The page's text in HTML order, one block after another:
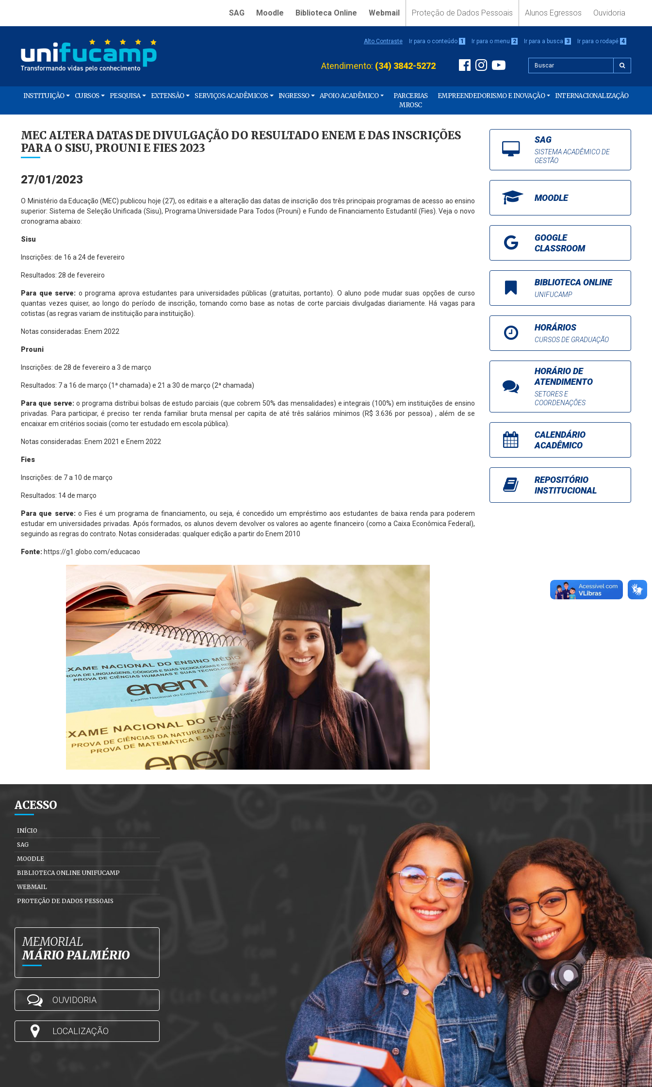
SAG Moodle Biblioteca Online Webmail Proteção de Dados Pessoais Alunos Egressos Ouvidoria
Alto Contraste Ir para o conteúdo 1 Ir para o menu 2 Ir para a busca 3 Ir para o rodapé 4
Atendimento: (34) 3842-5272
INSTITUIÇÃO CURSOS PESQUISA EXTENSÃO SERVIÇOS ACADÊMICOS INGRESSO APOIO ACADÊMICO
PARCERIAS
MROSC
EMPREENDEDORISMO E INOVAÇÃO INTERNACIONALIZAÇÃO
MEC ALTERA DATAS DE DIVULGAÇÃO DO RESULTADO ENEM E DAS INSCRIÇÕES
PARA O SISU, PROUNI E FIES 2023
27/01/2023
O Ministério da Educação (MEC) publicou hoje (27), os editais e a alteração das datas de inscrição dos três principais programas de acesso ao ensino
superior: Sistema de Seleção Unificada (Sisu), Programa Universidade Para Todos (Prouni) e Fundo de Financiamento Estudantil (Fies). Veja o novo
cronograma abaixo:
Sisu
Inscrições: de 16 a 24 de fevereiro
Resultados: 28 de fevereiro
Para que serve: o programa aprova estudantes para universidades públicas (gratuitas, portanto). O aluno pode mudar suas opções de curso
quantas vezes quiser, ao longo do período de inscrição, tomando como base as notas de corte parciais divulgadas diariamente. Há vagas para
cotistas (as regras variam de instituição para instituição).
Notas consideradas: Enem 2022
Prouni
Inscrições: de 28 de fevereiro a 3 de março
Resultados: 7 a 16 de março (1ª chamada) e 21 a 30 de março (2ª chamada)
Para que serve: o programa distribui bolsas de estudo parciais (que cobrem 50% das mensalidades) e integrais (100%) em instituições de ensino
privadas. Para participar, é preciso ter renda familiar bruta mensal per capita de até três salários mínimos (R$ 3.636 por pessoa) , além de se
encaixar em critérios sociais (como ter estudado em escola pública).
Notas consideradas: Enem 2021 e Enem 2022
Fies
Inscrições: de 7 a 10 de março
Resultados: 14 de março
Para que serve:o Fies é um programa de financiamento, ou seja, é concedido um empréstimo aos estudantes de baixa renda para poderem
estudar em universidades privadas. Após formados, os alunos devem devolver os valores ao agente financeiro (como a Caixa Econômica Federal),
seguindo as regras do contrato. Notas consideradas: qualquer edição a partir do Enem 2010
Fonte: https://g1.globo.com/educacao
SAG
SISTEMA ACADÊMICO DE
GESTÃO
MOODLE
GOOGLE
CLASSROOM
BIBLIOTECA ONLINE
UNIFUCAMP
HORÁRIOS
CURSOS DE GRADUAÇÃO
HORÁRIO DE
ATENDIMENTO
SETORES E
COORDENAÇÕES
CALENDÁRIO
ACADÊMICO
REPOSITÓRIO
INSTITUCIONAL
ACESSO
INÍCIO
SAG
MOODLE
BIBLIOTECA ONLINE UNIFUCAMP
WEBMAIL
PROTEÇÃO DE DADOS PESSOAIS
MEMORIAL
MÁRIO PALMÉRIO
OUVIDORIA
LOCALIZAÇÃO